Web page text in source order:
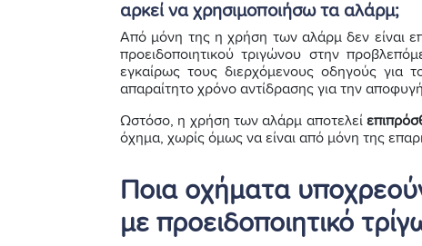
αρκεί να χρησιμοποιήσω τα αλάρμ;
Από μόνη της η χρήση των αλάρμ δεν είναι
προειδοποιητικού τριγώνου στην
εγκαίρως τους διερχόμενους οδηγούς για
απαραίτητο χρόνο αντίδρασης για την
Ωστόσο, η χρήση των αλάρμ αποτελεί
όχημα, χωρίς όμως να είναι από μόνη της
Ποια οχήματα
με προειδοποιητικό